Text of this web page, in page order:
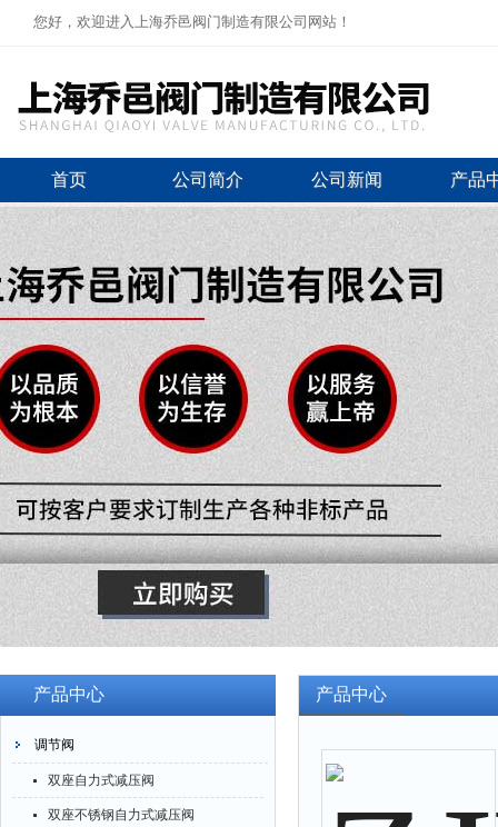
您好，欢迎进入上海乔邑阀门制造有限公司网站！
首页 公司简介 公司新闻 产品
产品中心
调节阀
双座自力式减压阀
双座不锈钢自力式减压阀
产品中心